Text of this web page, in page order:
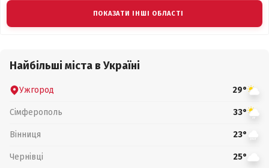
ПОКАЗАТИ ІНШІ ОБЛАСТІ
Найбільші міста в Україні
Ужгород 29°
Сімферополь 33°
Вінниця 23°
Чернівці 25°